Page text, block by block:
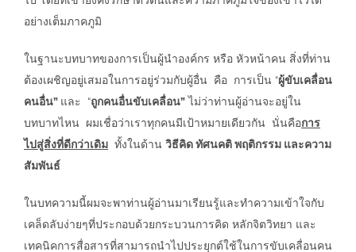
อย่างเต็มภาคภูมิ
ในฐานะบทบาทของการเป็นผู้นำองค์กร หรือ หัวหน้าคน สิ่งที่ท่าน
ต้องเผชิญอยู่เสมอในการอยู่ร่วมกับผู้อื่น คือ การเป็น “ผู้ขับเคลื่อน
คนอื่น” และ “ถูกคนอื่นขับเคลื่อน”ไม่ว่าท่านผู้อ่านจะอยู่ใน
บทบาทไหน ผมเชื่อว่าเราทุกคนมีเป้าหมายเดียวกัน นั่นคือการ
ไปสู่สิ่งที่ดีกว่าเดิม ทั้งในด้าน วิธีคิด ทัศนคติ พฤติกรรม และความ
สัมพันธ์
ในบทความนี้ผมจะพาท่านผู้อ่านมาเรียนรู้และทำความเข้าใจกับ
เคล็ดลับง่ายๆที่ประกอบด้วยกระบวนการคิด หลักจิตวิทยา และ
เทคนิคการสื่อสารที่สามารถนำไปประยุกต์ใช้ในการขับเคลื่อนคน